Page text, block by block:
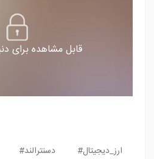
قابل مشاهده برای
ارز_دیجیتال# دسنترالند#